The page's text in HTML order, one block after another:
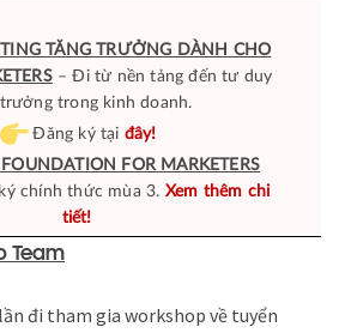
TĂNG TRƯỞNG DÀNH CHO
– Đi từ nền tảng đến tư duy
trong kinh doanh.
Đăng ký tại đây!
FOUNDATION FOR MARKETERS
chính thức mùa 3. Xem thêm chi
tiết!
Team
đi tham gia workshop về tuyển